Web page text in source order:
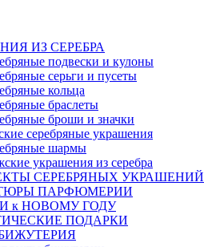
ИЗ СЕРЕБРА
подвески и кулоны
серьги и пусеты
кольца
браслеты
броши и значки
серебряные украшения
шармы
украшения из серебра
СЕРЕБРЯНЫХ УКРАШЕНИЙ
ПАРФЮМЕРИИ
к НОВОМУ ГОДУ
ПОДАРКИ